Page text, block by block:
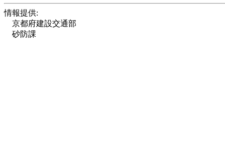
情報提供:
京都府建設交通部
砂防課